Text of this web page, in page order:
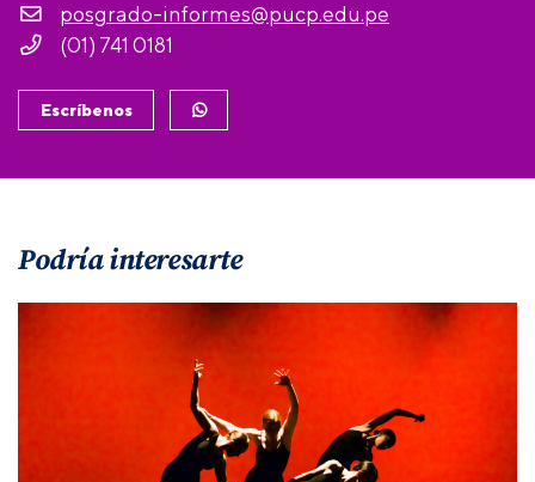
posgrado-informes@pucp.edu.pe
(01) 741 0181
Escríbenos
Podría interesarte